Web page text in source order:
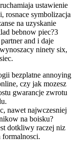
ustawienie
rosnace symbolizacja
na uzyskanie
bebnow piec?3
and i daje
ninety six,
bezplatne annoying
czy jak mozesz
gwarancje zwrotu
nawet najwczesniej
na boisku?
dotkliwy raczej niz